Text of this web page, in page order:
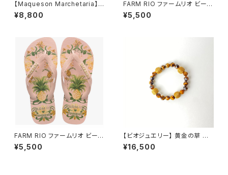
【Maqueson Marchetaria】マ
ッケソン寄木細工 ブックマーク
グリーン
¥8,800
FARM RIO ファームリオ ビーチ
サンダル Havaianas Tropical
Coco
¥5,500
FARM RIO ファームリオ ビーチ
サンダル Havaianas Beleza
de Abacaxi
¥5,500
【ビオジュエリー】 黄金の草 カッ
ピンドウラード ブレスレット タイ
ガーアイ ブラウン
¥16,500